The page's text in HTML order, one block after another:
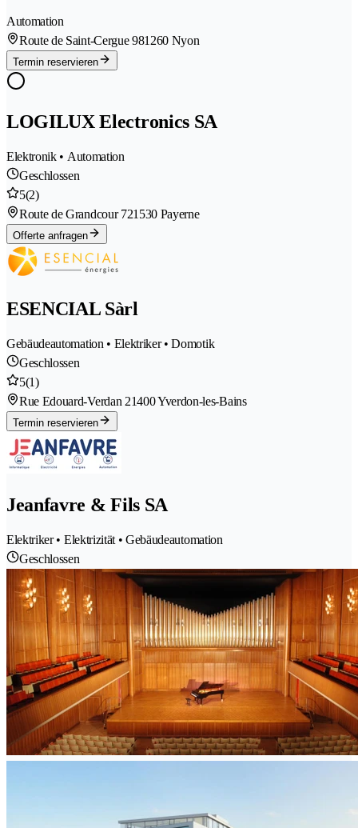
Automation
Route de Saint-Cergue 981260 Nyon
Termin reservieren
LOGILUX Electronics SA
Elektronik • Automation
Geschlossen
5(2)
Route de Grandcour 721530 Payerne
Offerte anfragen
ESENCIAL Sàrl
Gebäudeautomation • Elektriker • Domotik
Geschlossen
5(1)
Rue Edouard-Verdan 21400 Yverdon-les-Bains
Termin reservieren
Jeanfavre & Fils SA
Elektriker • Elektrizität • Gebäudeautomation
Geschlossen